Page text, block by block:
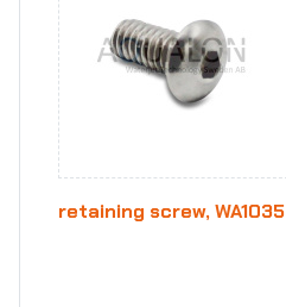
retaining screw, WA1035